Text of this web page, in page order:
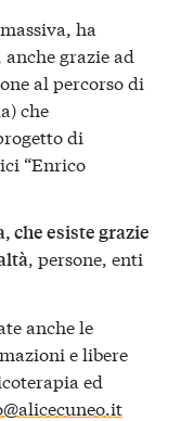
ha
, anche grazie ad
al percorso di
che
di
“Enrico
che esiste grazie
, persone, enti
anche le
e libere
ed